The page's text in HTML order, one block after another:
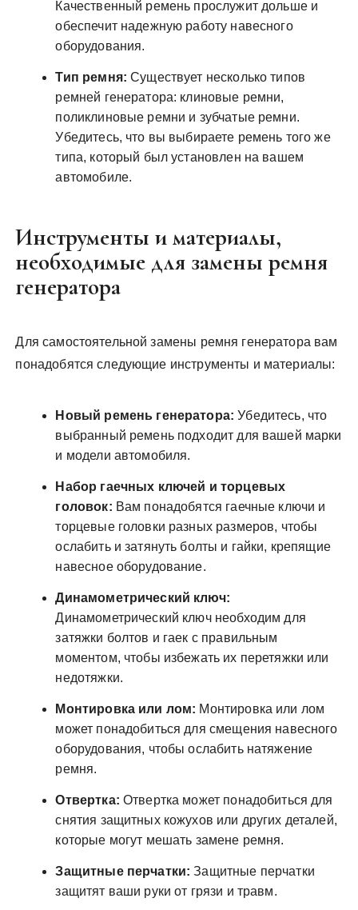
Качественный ремень прослужит дольше и
обеспечит надежную работу навесного
оборудования.
Тип ремня: Существует несколько типов
ремней генератора: клиновые ремни,
поликлиновые ремни и зубчатые ремни.
Убедитесь, что вы выбираете ремень того же
типа, который был установлен на вашем
автомобиле.
Инструменты и материалы,
необходимые для замены ремня
генератора
Для самостоятельной замены ремня генератора вам
понадобятся следующие инструменты и материалы:
Новый ремень генератора: Убедитесь, что
выбранный ремень подходит для вашей марки
и модели автомобиля.
Набор гаечных ключей и торцевых
головок: Вам понадобятся гаечные ключи и
торцевые головки разных размеров, чтобы
ослабить и затянуть болты и гайки, крепящие
навесное оборудование.
Динамометрический ключ:
Динамометрический ключ необходим для
затяжки болтов и гаек с правильным
моментом, чтобы избежать их перетяжки или
недотяжки.
Монтировка или лом: Монтировка или лом
может понадобиться для смещения навесного
оборудования, чтобы ослабить натяжение
ремня.
Отвертка: Отвертка может понадобиться для
снятия защитных кожухов или других деталей,
которые могут мешать замене ремня.
Защитные перчатки: Защитные перчатки
защитят ваши руки от грязи и травм.